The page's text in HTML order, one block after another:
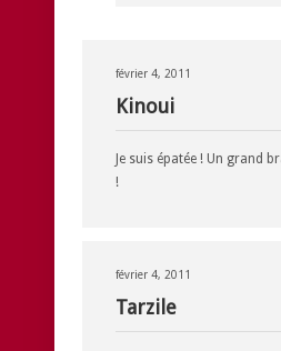
février 4, 2011
Kinoui
Je suis épatée ! Un grand
!
février 4, 2011
Tarzile